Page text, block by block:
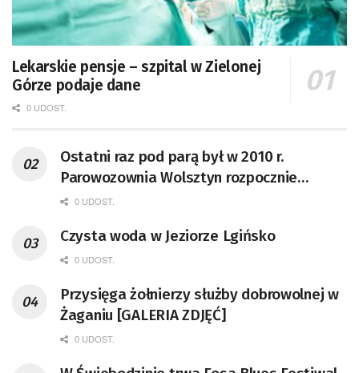
Lekarskie pensje – szpital w Zielonej
Górze podaje dane
0 UDOST.
Ostatni raz pod parą był w 2010 r.
Parowozownia Wolsztyn rozpocznie
remont unikatowego Tr5-65
0 UDOST.
Czysta woda w Jeziorze Lgińsko
0 UDOST.
Przysięga żołnierzy służby dobrowolnej w
Żaganiu [GALERIA ZDJĘĆ]
0 UDOST.